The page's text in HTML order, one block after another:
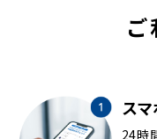
ス
24時